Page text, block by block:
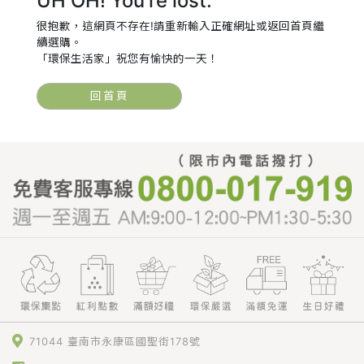
很抱歉，這網頁不存在!請重新輸入正確網址或返回首頁繼
續選購。
「環保生活家」祝您有愉快的一天！
回首頁
71044 臺南市永康區國聖街178號